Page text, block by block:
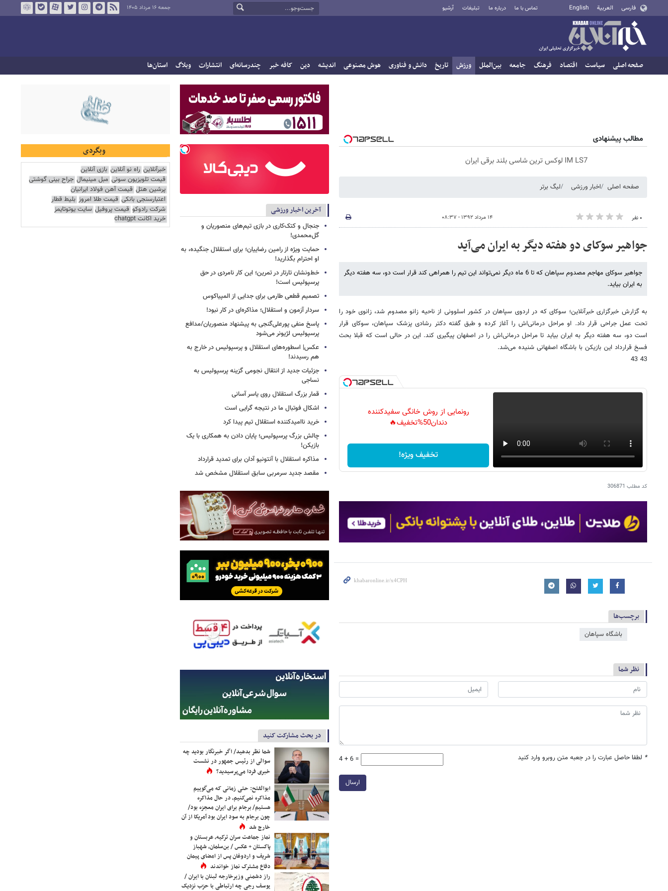
فارسی العربية English تماس با ما درباره ما تبلیغات آرشیو جمعه ۱۶ مرداد ۱۴۰۵
صفحه اصلی سیاست اقتصاد فرهنگ جامعه بین‌الملل ورزش تاریخ دانش و فناوری هوش مصنوعی اندیشه دین کافه خبر چندرسانه‌ای انتشارات وبلاگ استان‌ها
مطالب پیشنهادی
IM LS7 لوکس ترین شاسی بلند برقی ایران
صفحه اصلی اخبار ورزشی لیگ برتر
۰ نفر ۱۴ مرداد ۱۳۹۲ - ۰۸:۳۷
جواهیر سوکای دو هفته دیگر به ایران می‌آید
جواهیر سوکای مهاجم مصدوم سپاهان که تا 6 ماه دیگر نمی‌تواند این تیم را همراهی کند قرار است دو، سه هفته دیگر
به ایران بیاید.
به گزارش خبرگزاری خبرآنلاین؛ سوکای که در اردوی سپاهان در کشور اسلوونی از ناحیه زانو مصدوم شد، زانوی خود را
تحت عمل جراحی قرار داد. او مراحل درمانی‌اش را آغاز کرده و طبق گفته دکتر رشادی پزشک سپاهان، سوکای قرار
است دو، سه هفته دیگر به ایران بیاید تا مراحل درمانی‌اش را در اصفهان پیگیری کند. این در حالی است که قبلا بحث
فسخ قرارداد این بازیکن با باشگاه اصفهانی شنیده می‌شد.
43 43
رونمایی از روش خانگی سفیدکننده
دندان50%تخفیف🔥
تخفیف ویژه!
کد مطلب 306871
برچسب‌ها
باشگاه سپاهان
نظر شما
* لطفا حاصل عبارت را در جعبه متن روبرو وارد کنید 4 + 6 =
ارسال
آخرین اخبار ورزشی
جنجال و کتک‌کاری در بازی تیم‌های منصوریان و
گل‌محمدی!
حمایت ویژه از رامین رضاییان؛ برای استقلال جنگیده، به
او احترام بگذارید!
خط‌ونشان تارتار در تمرین؛ این کار نامردی در حق
پرسپولیس است!
تصمیم قطعی طارمی برای جدایی از المپیاکوس
سردار آزمون و استقلال؛ مذاکره‌ای در کار نبود!
پاسخ منفی پورعلی‌گنجی به پیشنهاد منصوریان/مدافع
پرسپولیس لژیونر می‌شود
عکس| اسطوره‌های استقلال و پرسپولیس در خارج به
هم رسیدند!
جزئیات جدید از انتقال نجومی گزینه پرسپولیس به
نساجی
قمار بزرگ استقلال روی یاسر آسانی
اشکال فوتبال ما در نتیجه گرایی است
خرید ناامیدکننده استقلال تیم پیدا کرد
چالش بزرگ پرسپولیس؛ پایان دادن به همکاری با یک
بازیکن!
مذاکره استقلال با آنتونیو آدان برای تمدید قرارداد
مقصد جدید سرمربی سابق استقلال مشخص شد
در بحث مشارکت کنید
شما نظر بدهید/ اگر خبرنگار بودید چه
سوالی از رئیس جمهور در نشست
خبری فردا می‌پرسیدید؟
ابوالفتح: حتی زمانی که می‌گوییم
مذاکره نمی‌کنیم، در حال مذاکره
هستیم/ برجام برای ایران معجزه بود/
چون برجام به سود ایران بود آمریکا از آن
خارج شد
نماز جماعت سران ترکیه، عربستان و
پاکستان + عکس / بن‌سلمان، شهباز
شریف و اردوغان پس از امضای پیمان
دفاع مشترک نماز خواندند
راز دشمنی وزیرخارجه لبنان با ایران /
یوسف رجی چه ارتباطی با حزب نزدیک
وبگردی
خبرآنلاین راه نو آنلاین بازی آنلاین
قیمت تلویزیون سونی مبل مینیمال جراح بینی گوشتی
پرشین هتل قیمت آهن فولاد ایرانیان
اعتبارسنجی بانکی قیمت طلا امروز بلیط قطار
شرکت رادوکو قیمت پروفیل سایت یوتوتایمز
خرید اکانت chatgpt